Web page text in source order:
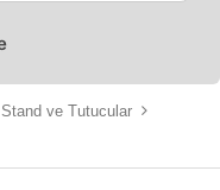
ve Tutucular